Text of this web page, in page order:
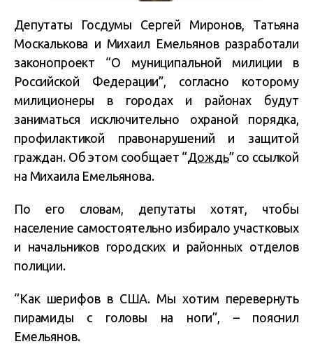
Депутаты Госдумы Сергей Миронов, Татьяна
Москалькова и Михаил Емельянов разработали
законопроект “О муниципальной милиции в
Российской Федерации”, согласно которому
милиционеры в городах и районах будут
заниматься исключительно охраной порядка,
профилактикой правонарушений и защитой
граждан. Об этом сообщает “Дождь” со ссылкой
на Михаила Емельянова.
По его словам, депутаты хотят, чтобы
население самостоятельно избирало участковых
и начальников городских и районных отделов
полиции.
“Как шерифов в США. Мы хотим перевернуть
пирамиды с головы на ноги”, – пояснил
Емельянов.